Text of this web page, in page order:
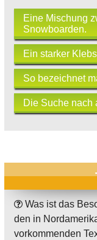
Eine Mischung
Snowboarden.
Ein starker
So bezeichnet
Die Suche nach
Was ist das
den in
vorkommenden